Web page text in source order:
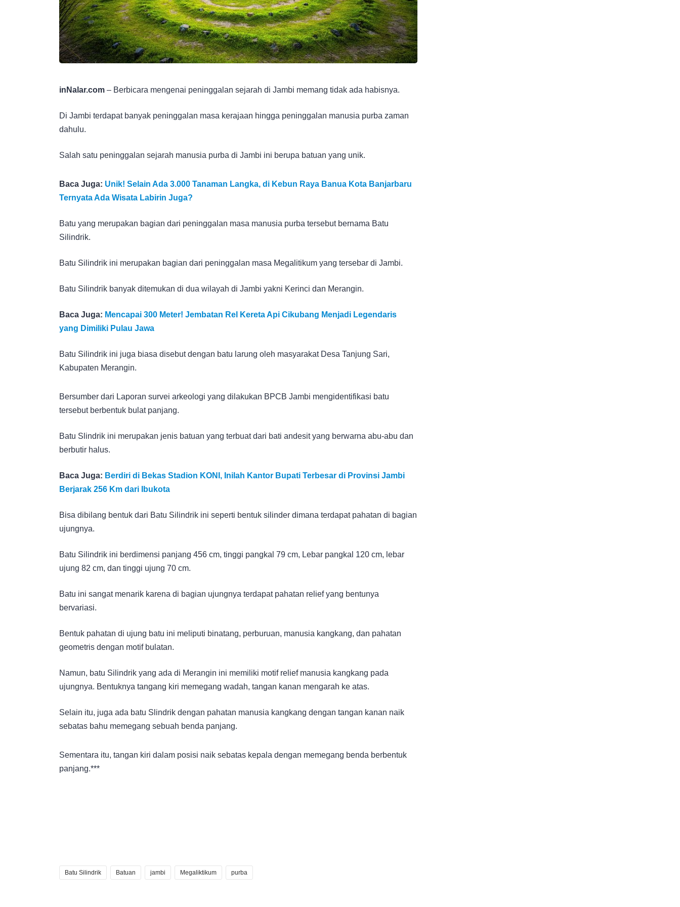
inNalar.com – Berbicara mengenai peninggalan sejarah di Jambi memang tidak ada habisnya.
Di Jambi terdapat banyak peninggalan masa kerajaan hingga peninggalan manusia purba zaman
dahulu.
Salah satu peninggalan sejarah manusia purba di Jambi ini berupa batuan yang unik.
Baca Juga: Unik! Selain Ada 3.000 Tanaman Langka, di Kebun Raya Banua Kota Banjarbaru
Ternyata Ada Wisata Labirin Juga?
Batu yang merupakan bagian dari peninggalan masa manusia purba tersebut bernama Batu
Silindrik.
Batu Silindrik ini merupakan bagian dari peninggalan masa Megalitikum yang tersebar di Jambi.
Batu Silindrik banyak ditemukan di dua wilayah di Jambi yakni Kerinci dan Merangin.
Baca Juga: Mencapai 300 Meter! Jembatan Rel Kereta Api Cikubang Menjadi Legendaris
yang Dimiliki Pulau Jawa
Batu Silindrik ini juga biasa disebut dengan batu larung oleh masyarakat Desa Tanjung Sari,
Kabupaten Merangin.
Bersumber dari Laporan survei arkeologi yang dilakukan BPCB Jambi mengidentifikasi batu
tersebut berbentuk bulat panjang.
Batu Slindrik ini merupakan jenis batuan yang terbuat dari bati andesit yang berwarna abu-abu dan
berbutir halus.
Baca Juga: Berdiri di Bekas Stadion KONI, Inilah Kantor Bupati Terbesar di Provinsi Jambi
Berjarak 256 Km dari Ibukota
Bisa dibilang bentuk dari Batu Silindrik ini seperti bentuk silinder dimana terdapat pahatan di bagian
ujungnya.
Batu Silindrik ini berdimensi panjang 456 cm, tinggi pangkal 79 cm, Lebar pangkal 120 cm, lebar
ujung 82 cm, dan tinggi ujung 70 cm.
Batu ini sangat menarik karena di bagian ujungnya terdapat pahatan relief yang bentunya
bervariasi.
Bentuk pahatan di ujung batu ini meliputi binatang, perburuan, manusia kangkang, dan pahatan
geometris dengan motif bulatan.
Namun, batu Silindrik yang ada di Merangin ini memiliki motif relief manusia kangkang pada
ujungnya. Bentuknya tangang kiri memegang wadah, tangan kanan mengarah ke atas.
Selain itu, juga ada batu Slindrik dengan pahatan manusia kangkang dengan tangan kanan naik
sebatas bahu memegang sebuah benda panjang.
Sementara itu, tangan kiri dalam posisi naik sebatas kepala dengan memegang benda berbentuk
panjang.***
Batu Silindrik Batuan jambi Megaliktikum purba